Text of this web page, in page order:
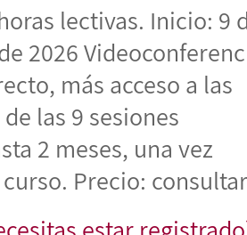
lectivas. Inicio: 9
2026
más acceso a las
las 9 sesiones
2 meses, una vez
Precio: